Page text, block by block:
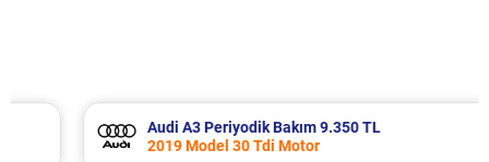
Audi A3 Periyodik Bakım 9.350 TL
2019 Model 30 Tdi Motor